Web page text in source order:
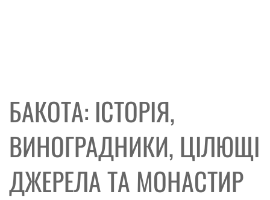
БАКОТА: ІСТОРІЯ,
ВИНОГРАДНИКИ, ЦІЛЮЩІ
ДЖЕРЕЛА ТА МОНАСТИР